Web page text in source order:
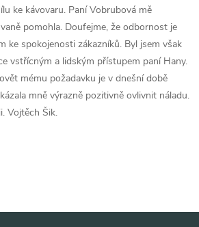
ke kávovaru. Paní Vobrubová mě
pomohla. Doufejme, že odbornost je
ke spokojenosti zákazníků. Byl jsem však
vstřícným a lidským přístupem paní Hany.
mému požadavku je v dnešní době
mně výrazně pozitivně ovlivnit náladu.
Vojtěch Šik.